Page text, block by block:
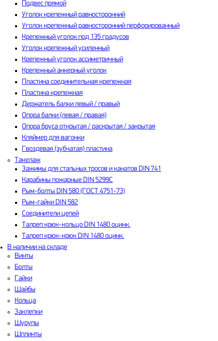
Подвес прямой
Уголок крепежный равносторонний
Уголок крепежный равносторонний перфорированный
Крепежный уголок под 135 градусов
Уголок крепежный усиленный
Крепежный уголок ассиметричный
Крепежный анкерный уголок
Пластина соединительная крепежная
Пластина крепежная
Держатель балки левый / правый
Опора балки (левая / правая)
Опора бруса открытая / раскрытая / закрытая
Кляймер для вагонки
Гвоздевая (зубчатая) пластина
Такелаж
Зажимы для стальных тросов и канатов DIN 741
Карабины пожарные DIN 5299C
Рым-болты DIN 580 (ГОСТ 4751-73)
Рым-гайки DIN 582
Соединители цепей
Талреп крюк-кольцо DIN 1480 оцинк.
Талреп крюк-крюк DIN 1480 оцинк.
В наличии на складе
Винты
Болты
Гайки
Шайбы
Кольца
Заклепки
Шурупы
Шплинты